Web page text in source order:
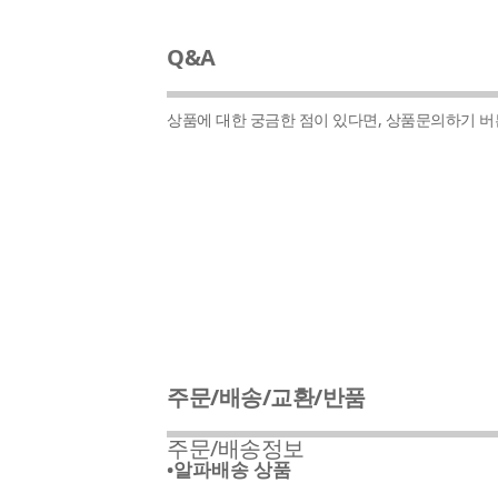
Q&A
상품에 대한 궁금한 점이 있다면, 상품문의하기
주문/배송/교환/반품
주문/배송정보
•알파배송 상품